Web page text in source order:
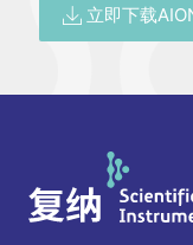
立即下载